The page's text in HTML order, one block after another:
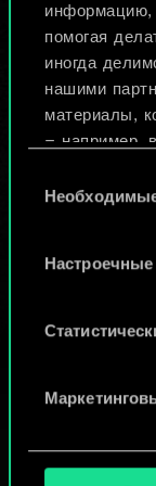
информацию,
помогая
иногда
нашими
материалы,
— например,
разрешения.
Найти
используем
«Настройки»
согласия
Настроечные